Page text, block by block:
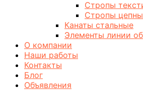
Стропы
Стропы
Канаты стальные
Элементы линии
О компании
Наши работы
Контакты
Блог
Объявления